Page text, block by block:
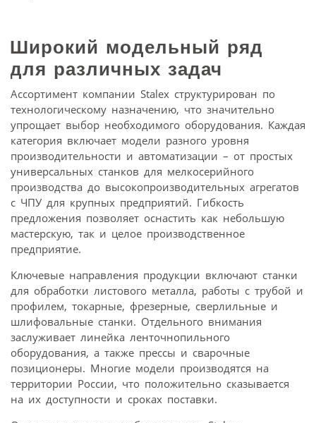
Широкий модельный ряд
для различных задач
Ассортимент компании Stalex структурирован по
технологическому назначению, что значительно
упрощает выбор необходимого оборудования. Каждая
категория включает модели разного уровня
производительности и автоматизации – от простых
универсальных станков для мелкосерийного
производства до высокопроизводительных агрегатов
с ЧПУ для крупных предприятий. Гибкость
предложения позволяет оснастить как небольшую
мастерскую, так и целое производственное
предприятие.
Ключевые направления продукции включают станки
для обработки листового металла, работы с трубой и
профилем, токарные, фрезерные, сверлильные и
шлифовальные станки. Отдельного внимания
заслуживает линейка ленточнопильного
оборудования, а также прессы и сварочные
позиционеры. Многие модели производятся на
территории России, что положительно сказывается
на их доступности и сроках поставки.